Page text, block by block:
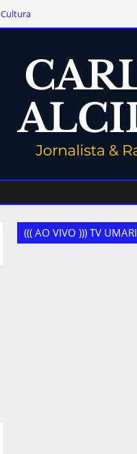
Cultura
((( AO VIVO ))) TV UMARI